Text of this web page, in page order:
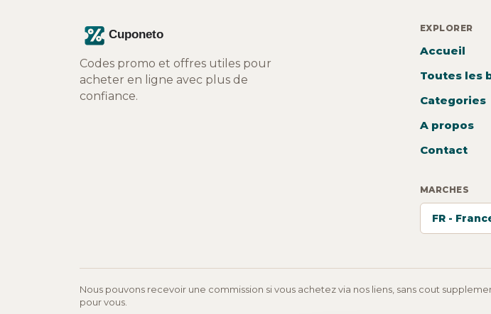
Codes promo et offres utiles pour
acheter en ligne avec plus de
confiance.
EXPLORER
Accueil
Toutes les
Categories
A propos
Contact
MARCHES
Nous pouvons recevoir une commission si vous achetez via nos liens, sans cout
pour vous.